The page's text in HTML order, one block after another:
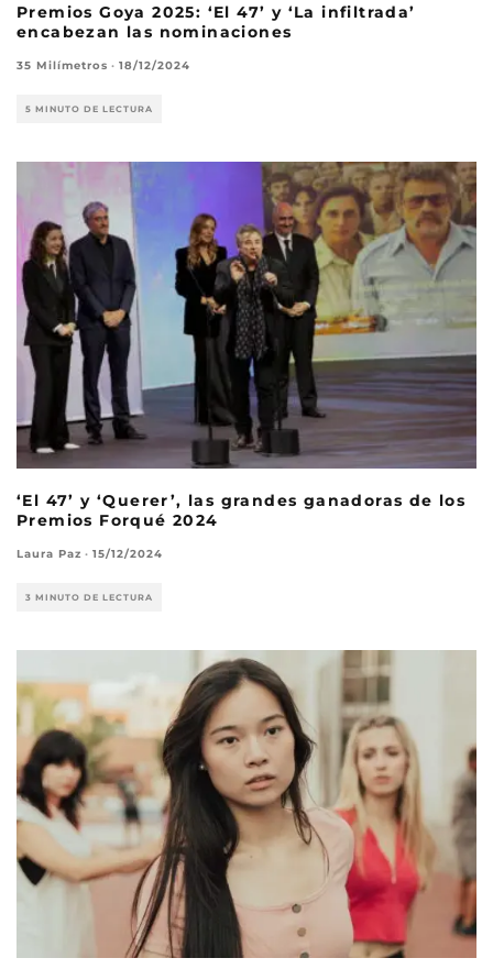
Premios Goya 2025: ‘El 47’ y ‘La infiltrada’
encabezan las nominaciones
35 Milímetros · 18/12/2024
5 MINUTO DE LECTURA
‘El 47’ y ‘Querer’, las grandes ganadoras de los
Premios Forqué 2024
Laura Paz · 15/12/2024
3 MINUTO DE LECTURA